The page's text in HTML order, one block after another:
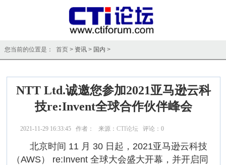
您当前的位置是： 首页 > 资讯> 国内 >
NTT Ltd.诚邀您参加2021亚马逊云科
技re:Invent全球合作伙伴峰会
2021-11-29 16:33:45 作者： 来源：CTI论坛 评论：0
北京时间 11 月 30 日起，2021亚马逊云科技
（AWS） re:Invent 全球大会盛大开幕，并开启同